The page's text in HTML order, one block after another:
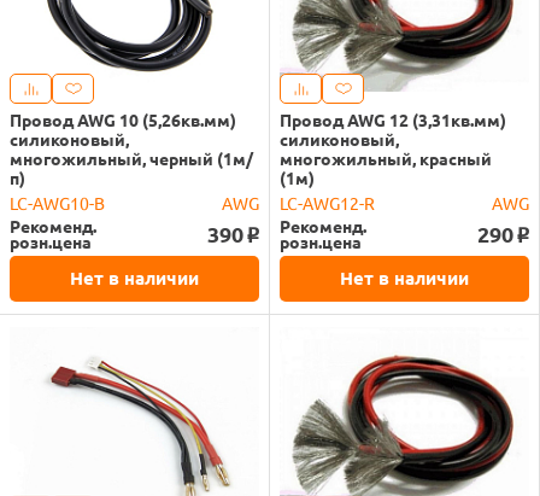
Провод AWG 10 (5,26кв.мм)
силиконовый,
многожильный, черный (1м/
п)
LC-AWG10-B
AWG
Рекоменд.
розн.цена 390 o
Нет в наличии
Провод AWG 12 (3,31кв.мм)
силиконовый,
многожильный, красный
(1м)
LC-AWG12-R
AWG
Рекоменд.
розн.цена 290 o
Нет в наличии